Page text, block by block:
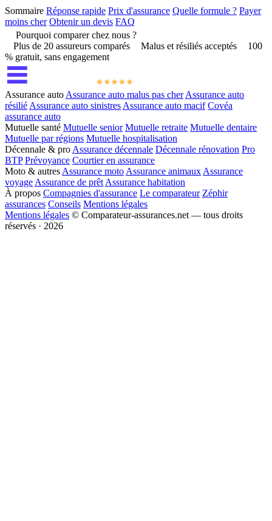
Sommaire Réponse rapide Prix d'assurance Quelle formule ? Payer
moins cher Obtenir un devis FAQ
Pourquoi comparer chez nous ?
Plus de 20 assureurs comparés
Malus et résiliés acceptés
100
% gratuit, sans engagement
Assurance auto Assurance auto malus pas cher Assurance auto
résilié Assurance auto sinistres Assurance auto macif Covéa
assurance auto
Mutuelle santé Mutuelle senior Mutuelle retraite Mutuelle dentaire
Mutuelle par régions Mutuelle hospitalisation
Décennale & pro Assurance décennale Décennale rénovation Pro
BTP Prévoyance Courtier en assurance
Moto & autres Assurance moto Assurance animaux Assurance
voyage Assurance de prêt Assurance habitation
À propos Compagnies d'assurance Le comparateur Zéphir
assurances Conseils Mentions légales
Mentions légales © Comparateur-assurances.net — tous droits
réservés · 2026